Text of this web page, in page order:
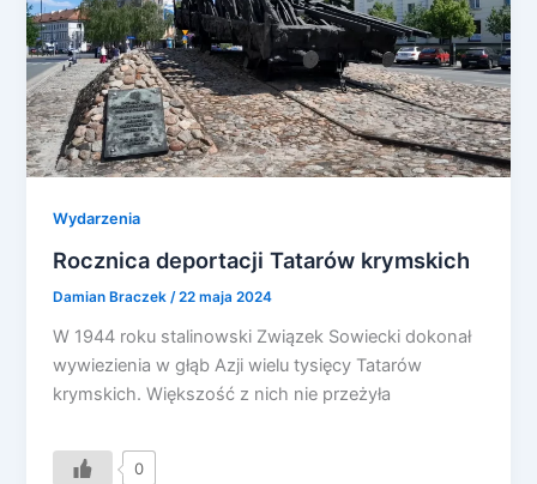
Wydarzenia
Rocznica deportacji Tatarów krymskich
Damian Braczek/22 maja 2024
W 1944 roku stalinowski Związek Sowiecki dokonał
wywiezienia w głąb Azji wielu tysięcy Tatarów
krymskich. Większość z nich nie przeżyła
0